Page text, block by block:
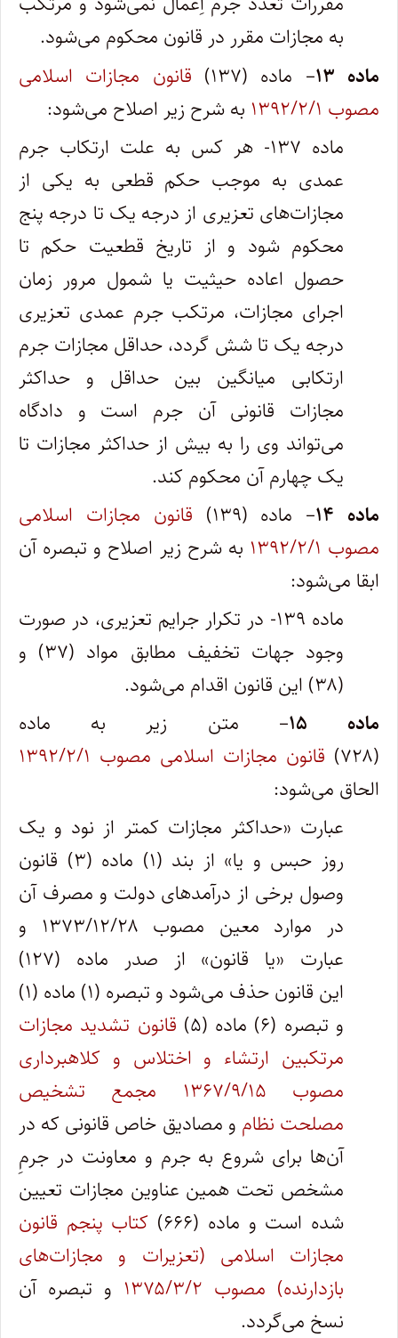
به مجازات مقرر در قانون محکوم می‌شود.
ماده ۱۳
– ماده (۱۳۷)
قانون مجازات اسلامی
مصوب ۱۳۹۲/۲/۱
به شرح زیر اصلاح می‌شود:
ماده ۱۳۷- هر کس به علت ارتکاب جرم
عمدی به موجب حکم قطعی به یکی از
مجازات‌های تعزیری از درجه یک تا درجه پنج
محکوم شود و از تاریخ قطعیت حکم تا
حصول اعاده حیثیت یا شمول مرور زمان
اجرای مجازات، مرتکب جرم عمدی تعزیری
درجه یک تا شش گردد، حداقل مجازات جرم
ارتکابی میانگین بین حداقل و حداکثر
مجازات قانونی آن جرم است و دادگاه
می‌تواند وی را به بیش از حداکثر مجازات تا
یک چهارم آن محکوم کند.
ماده ۱۴
– ماده (۱۳۹)
قانون مجازات اسلامی
مصوب ۱۳۹۲/۲/۱
به شرح زیر اصلاح و تبصره آن
ابقا می‌شود:
ماده ۱۳۹- در تکرار جرایم تعزیری، در صورت
وجود جهات تخفیف مطابق مواد (۳۷) و
(۳۸) این قانون اقدام می‌شود.
ماده ۱۵
– متن زیر به ماده
(۷۲۸)
قانون مجازات اسلامی مصوب ۱۳۹۲/۲/۱
الحاق می‌شود:
عبارت «حداکثر مجازات کمتر از نود و یک
روز حبس و یا» از بند (۱) ماده (۳) قانون
وصول برخی از درآمدهای دولت و مصرف آن
در موارد معین مصوب ۱۳۷۳/۱۲/۲۸ و
عبارت «یا قانون» از صدر ماده (۱۲۷)
این قانون حذف می‌شود و تبصره (۱) ماده (۱)
و تبصره (۶) ماده (۵)
قانون تشدید مجازات
مرتکبین ارتشاء و اختلاس و کلاهبرداری
مصوب ۱۳۶۷/۹/۱۵ مجمع تشخیص
مصلحت نظام و مصادیق خاص قانونی که در
آن‌ها برای شروع به جرم و معاونت در جرمِ
مشخص تحت همین عناوین مجازات تعیین
شده است و ماده (۶۶۶)
کتاب پنجم قانون
مجازات اسلامی (تعزیرات و مجازات‌های
بازدارنده) مصوب ۱۳۷۵/۳/۲
و تبصره آن
نسخ می‌گردد.